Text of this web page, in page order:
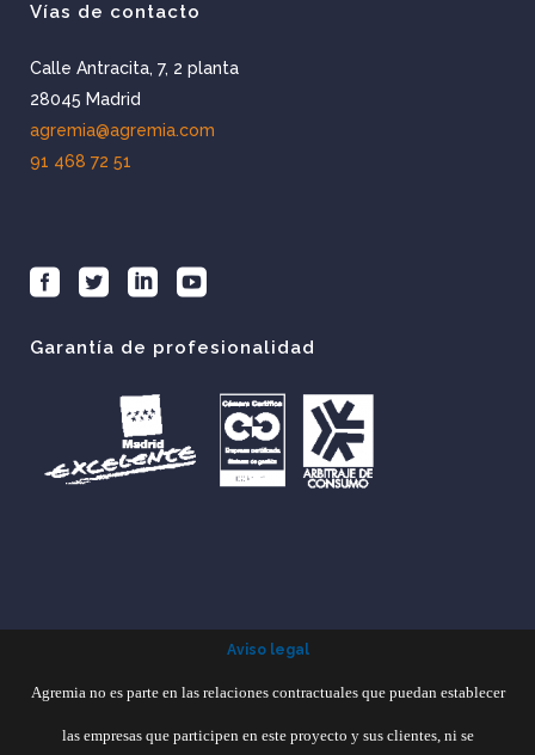
Vías de contacto
Calle Antracita, 7, 2 planta
28045 Madrid
agremia@agremia.com
91 468 72 51
Garantía de profesionalidad
Aviso legal
Agremia no es parte en las relaciones contractuales que puedan establecer
las empresas que participen en este proyecto y sus clientes, ni se